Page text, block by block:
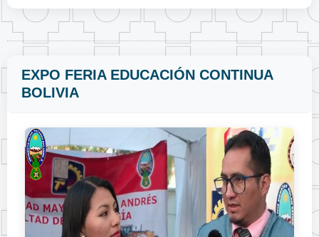
EXPO FERIA EDUCACIÓN CONTINUA
BOLIVIA